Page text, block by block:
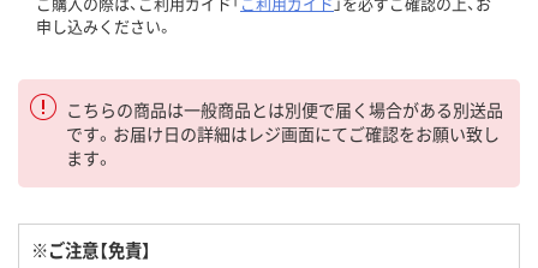
申し込みください。
こちらの商品は一般商品とは別便で届く場合がある別送品
です。お届け日の詳細はレジ画面にてご確認をお願い致し
ます。
※ご注意【免責】